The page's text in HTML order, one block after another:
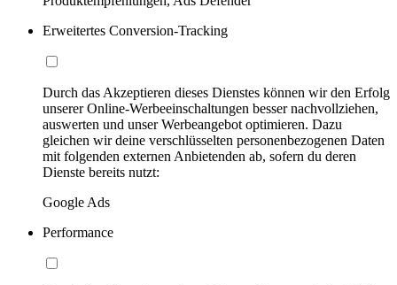
Erweitertes Conversion-Tracking
Durch das Akzeptieren dieses Dienstes können wir den Erfolg
unserer Online-Werbeeinschaltungen besser nachvollziehen,
auswerten und unser Werbeangebot optimieren. Dazu
gleichen wir deine verschlüsselten personenbezogenen Daten
mit folgenden externen Anbietenden ab, sofern du deren
Dienste bereits nutzt:
Google Ads
Performance